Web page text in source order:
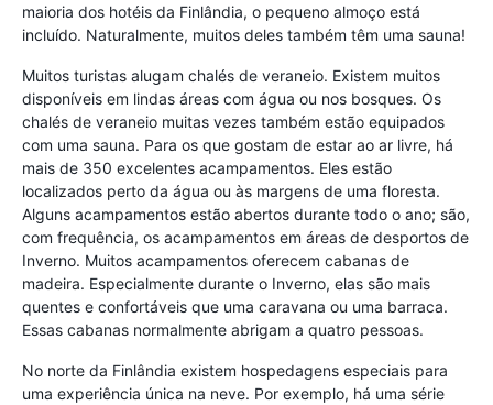
maioria dos hotéis da Finlândia, o pequeno almoço está
incluído. Naturalmente, muitos deles também têm uma sauna!
Muitos turistas alugam chalés de veraneio. Existem muitos
disponíveis em lindas áreas com água ou nos bosques. Os
chalés de veraneio muitas vezes também estão equipados
com uma sauna. Para os que gostam de estar ao ar livre, há
mais de 350 excelentes acampamentos. Eles estão
localizados perto da água ou às margens de uma floresta.
Alguns acampamentos estão abertos durante todo o ano; são,
com frequência, os acampamentos em áreas de desportos de
Inverno. Muitos acampamentos oferecem cabanas de
madeira. Especialmente durante o Inverno, elas são mais
quentes e confortáveis que uma caravana ou uma barraca.
Essas cabanas normalmente abrigam a quatro pessoas.
No norte da Finlândia existem hospedagens especiais para
uma experiência única na neve. Por exemplo, há uma série